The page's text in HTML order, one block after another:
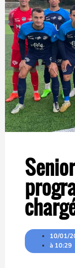
10/01/
à 10:29